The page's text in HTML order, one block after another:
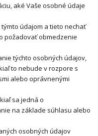
aké Vaše osobné údaje
údajom a tieto nechať
požadovať obmedzenie
týchto osobných údajov,
to nebude v rozpore s
alebo oprávnenými
sa jedná o
na základe súhlasu alebo
osobných údajov